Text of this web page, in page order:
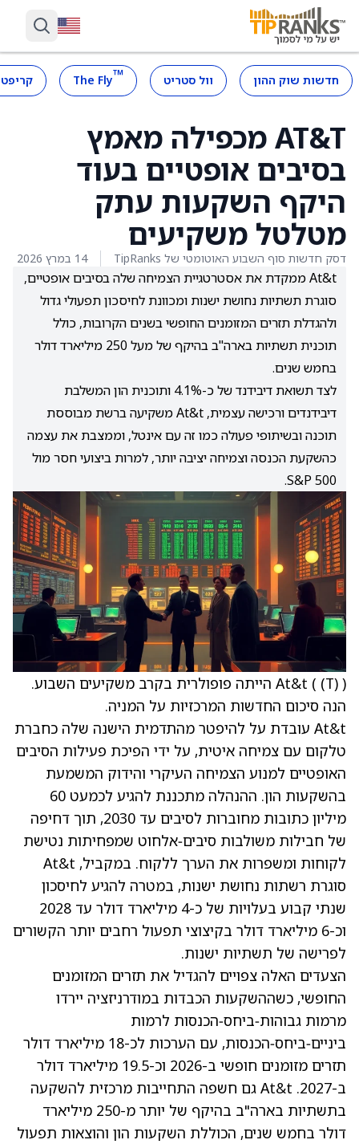
חדשות שוק ההון וול סטריט ™
The Fly
AT&T מכפילה מאמץ
בסיבים אופטיים בעוד
היקף השקעות עתק
מטלטל משקיעים
דסק חדשות סוף השבוע האוטומטי של TipRanks 14 במרץ 2026
At&t ממקדת את אסטרטגיית הצמיחה שלה בסיבים אופטיים,
סוגרת תשתיות נחושת ישנות ומכוונת לחיסכון תפעולי גדול
ולהגדלת תזרים המזומנים החופשי בשנים הקרובות, כולל
תוכנית תשתיות בארה"ב בהיקף של מעל 250 מיליארד דולר
בחמש שנים.
לצד תשואת דיבידנד של כ-4.1% ותוכנית הון המשלבת
דיבידנדים ורכישה עצמית, At&t משקיעה ברשת מבוססת
תוכנה ובשיתופי פעולה כמו זה עם אינטל, וממצבת את עצמה
כהשקעת הכנסה וצמיחה יציבה יותר, למרות ביצועי חסר מול
S&P 500.
At&t ( (T)
) הייתה פופולרית בקרב משקיעים השבוע.
הנה סיכום החדשות המרכזיות על המניה.
At&t עובדת על להיפטר מהתדמית הישנה שלה כחברת
טלקום עם צמיחה איטית, על ידי הפיכת פעילות הסיבים
האופטיים למנוע הצמיחה העיקרי והידוק המשמעת
בהשקעות הון. ההנהלה מתכננת להגיע לכמעט 60
מיליון כתובות מחוברות לסיבים עד 2030, תוך דחיפה
של חבילות משולבות סיבים‑אלחוט שמפחיתות נטישת
לקוחות ומשפרות את הערך ללקוח. במקביל, At&t
סוגרת רשתות נחושת ישנות, במטרה להגיע לחיסכון
שנתי קבוע בעלויות של כ-4 מיליארד דולר עד 2028
וכ-6 מיליארד דולר בקיצוצי תפעול רחבים יותר הקשורים
לפרישה של תשתיות ישנות.
הצעדים האלה צפויים להגדיל את תזרים המזומנים
החופשי, כשההשקעות הכבדות במודרניזציה יירדו
מרמות גבוהות‑ביחס‑הכנסות לרמות
ביניים‑ביחס‑הכנסות, עם הערכות לכ-18 מיליארד דולר
תזרים מזומנים חופשי ב-2026 וכ-19.5 מיליארד דולר
ב-2027. At&t גם חשפה התחייבות מרכזית להשקעה
בתשתיות בארה"ב בהיקף של יותר מ-250 מיליארד
דולר בחמש שנים, הכוללת השקעות הון והוצאות תפעול